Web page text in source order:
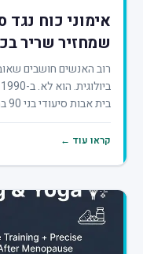
אימוני כוח
שמחזיר שריר
רוב האנשים חושבים
בית אבות סיעודי בני 90 בממוצע, נתנה לה...
קראו עוד ←